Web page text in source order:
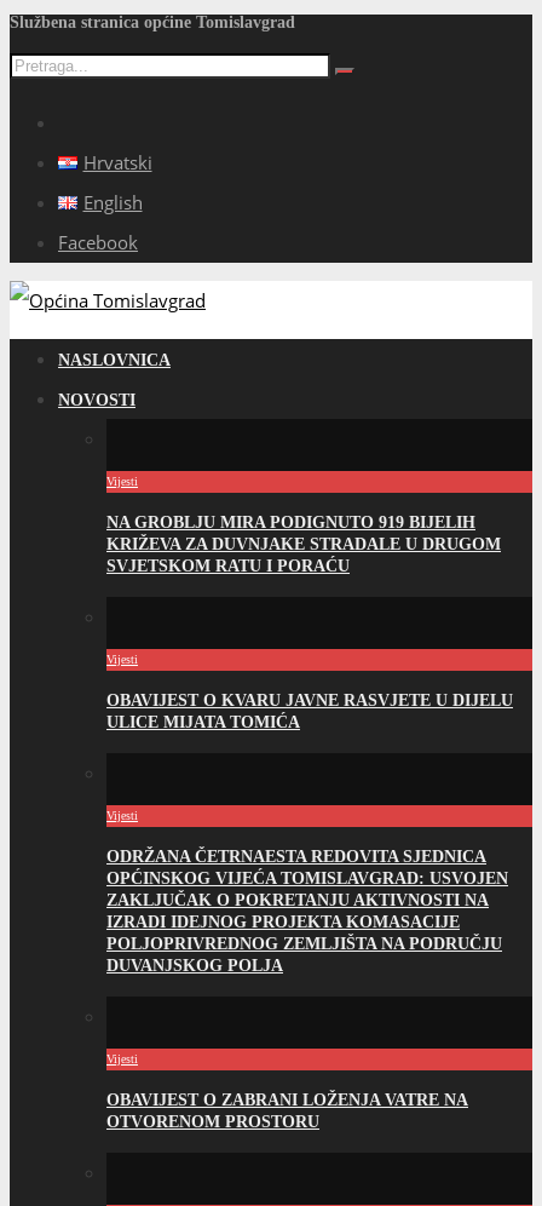
Službena stranica općine Tomislavgrad
Hrvatski
English
Facebook
NASLOVNICA
NOVOSTI
Vijesti
NA GROBLJU MIRA PODIGNUTO 919 BIJELIH
KRIŽEVA ZA DUVNJAKE STRADALE U DRUGOM
SVJETSKOM RATU I PORAĆU
Vijesti
OBAVIJEST O KVARU JAVNE RASVJETE U DIJELU
ULICE MIJATA TOMIĆA
Vijesti
ODRŽANA ČETRNAESTA REDOVITA SJEDNICA
OPĆINSKOG VIJEĆA TOMISLAVGRAD: USVOJEN
ZAKLJUČAK O POKRETANJU AKTIVNOSTI NA
IZRADI IDEJNOG PROJEKTA KOMASACIJE
POLJOPRIVREDNOG ZEMLJIŠTA NA PODRUČJU
DUVANJSKOG POLJA
Vijesti
OBAVIJEST O ZABRANI LOŽENJA VATRE NA
OTVORENOM PROSTORU